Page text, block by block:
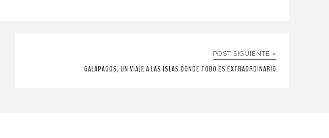
POST SIGUIENTE »
GALÁPAGOS, UN VIAJE A LAS ISLAS DONDE TODO ES EXTRAORDINARIO